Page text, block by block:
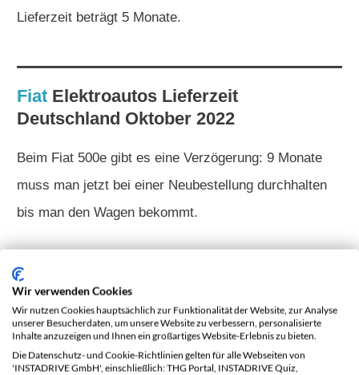
Lieferzeit beträgt 5 Monate.
Fiat Elektroautos Lieferzeit
Deutschland Oktober 2022
Beim Fiat 500e gibt es eine Verzögerung: 9 Monate
muss man jetzt bei einer Neubestellung durchhalten
bis man den Wagen bekommt.
Ford Elektroautos
Deutschland Oktober 2022
Ganz schlechte News auch weiterhin beim Ford
Wir verwenden Cookies
Wir nutzen Cookies hauptsächlich zur Funktionalität der Website, zur Analyse
unserer Besucherdaten, um unsere Website zu verbessern, personalisierte
Inhalte anzuzeigen und Ihnen ein großartiges Website-Erlebnis zu bieten.
Die Datenschutz- und Cookie-Richtlinien gelten für alle Webseiten von
'INSTADRIVE GmbH', einschließlich: THG Portal, INSTADRIVE Quiz,